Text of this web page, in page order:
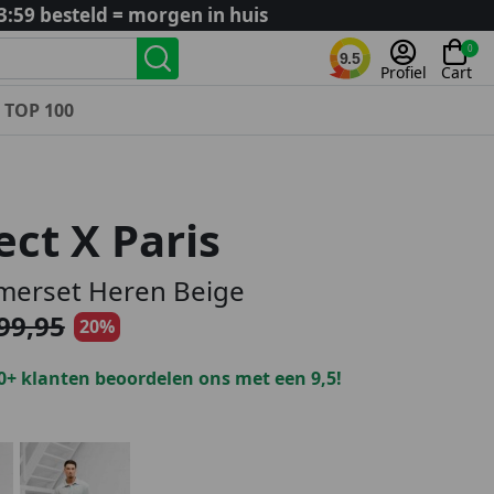
besteld = morgen in huis
9.5
Profiel
0
Cart
Algerije
Argentinië
België
Engeland
TOP 100
X Paris
Heren Beige
20%
klanten beoordelen ons met een 9,5!